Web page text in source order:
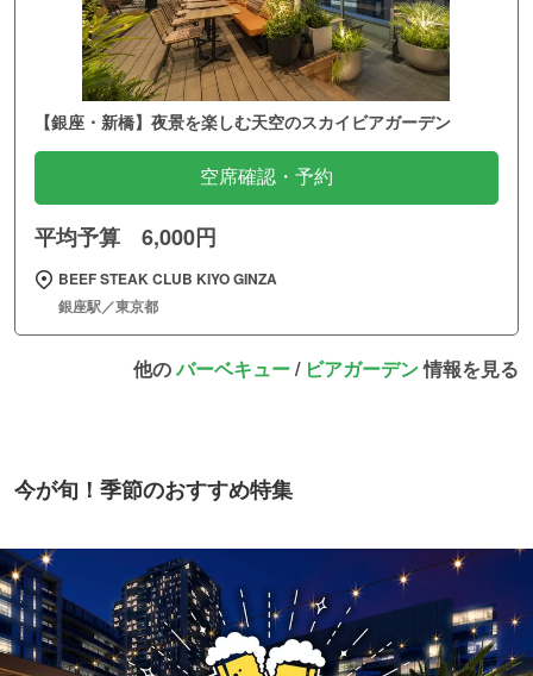
【銀座・新橋】夜景を楽しむ天空のスカイビアガーデン
空席確認・予約
平均予算 6,000円
BEEF STEAK CLUB KIYO GINZA
銀座駅／東京都
他のバーベキュー/ ビアガーデン情報を見る
今が旬！季節のおすすめ特集